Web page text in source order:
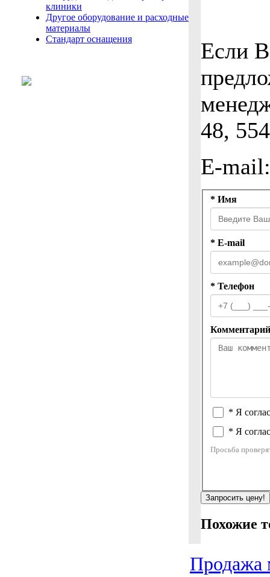
клиники
Другое оборудование и расходные
материалы
Стандарт оснащения
Если
48,
E-
* Имя
* E-mail
* Телефон
Комментарий
* Я
* Я
Просьба
Запросить цену!
Похожие
Продажа